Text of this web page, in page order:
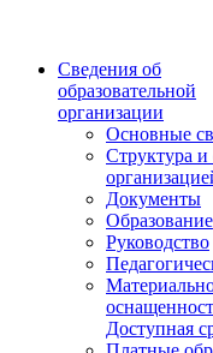
Сведения об
образовательной
организации
Основные
Структура и
Документы
Образование
Руководство
Доступная